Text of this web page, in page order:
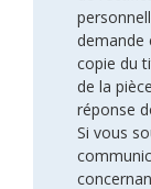
demande
copie du
de la
réponse
Si vous